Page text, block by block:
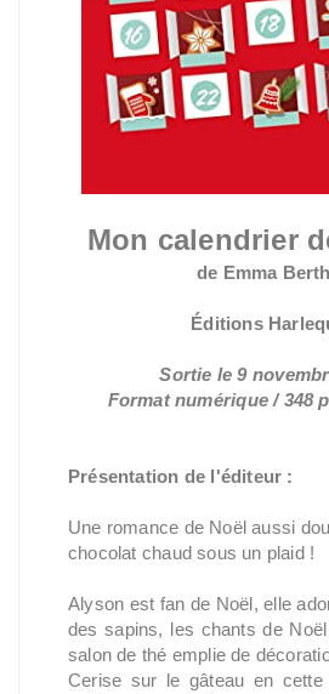
Mon calendrier
de Emma
Éditions
Sortie le 9
Format numérique / 348
Présentation de l'éditeur :
Une romance de Noël aussi
chocolat chaud sous un plaid !
Alyson est fan de Noël, elle
des sapins, les chants de
salon de thé emplie de
Cerise sur le gâteau en cette